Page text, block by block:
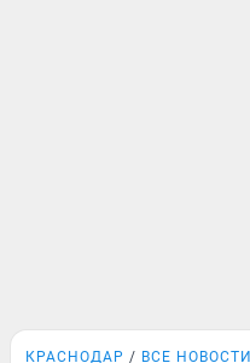
КРАСНОДАР ВСЕ НОВОСТИ